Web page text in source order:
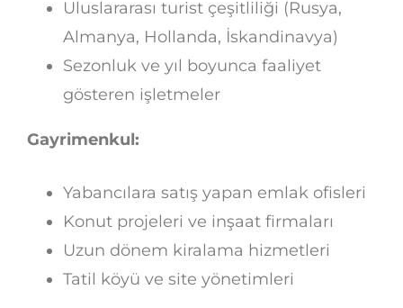
Uluslararası turist çeşitliliği (Rusya,
Almanya, Hollanda, İskandinavya)
Sezonluk ve yıl boyunca faaliyet
gösteren işletmeler
Gayrimenkul:
Yabancılara satış yapan emlak ofisleri
Konut projeleri ve inşaat firmaları
Uzun dönem kiralama hizmetleri
Tatil köyü ve site yönetimleri